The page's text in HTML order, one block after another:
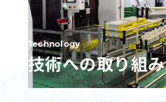
Technology
技術への取り組み